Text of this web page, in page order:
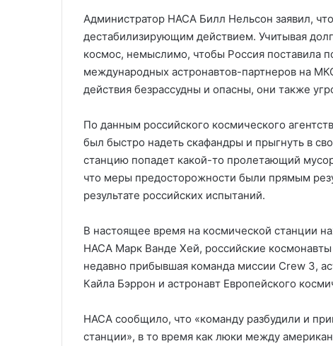
Администратор НАСА Билл Нельсон заявил,
дестабилизирующим действием. Учитывая
космос, немыслимо, чтобы Россия поставила
международных астронавтов-партнеров на
действия безрассудны и опасны, они также
По данным российского космического
был быстро надеть скафандры и прыгнуть в
станцию ​​попадет какой-то пролетающий
что меры предосторожности были прямым
результате российских испытаний.
В настоящее время на космической станции
НАСА Марк Ванде Хей, российские
недавно прибывшая команда миссии Crew 3,
Кайла Бэррон и астронавт Европейского
НАСА сообщило, что «команду разбудили и
станции», в то время как люки между